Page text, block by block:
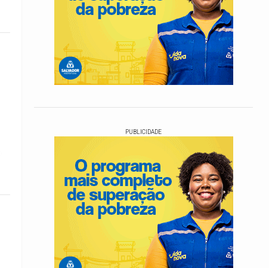
PUBLICIDADE